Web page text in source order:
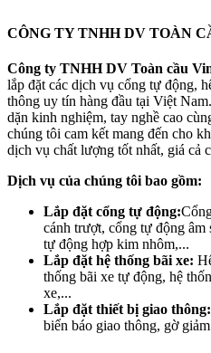
CÔNG TY TNHH DV TOÀN
Công ty TNHH DV Toàn cầu
lắp đặt các dịch vụ cổng tự động,
thông uy tín hàng đầu tại Việt
dặn kinh nghiệm, tay nghề cao
chúng tôi cam kết mang đến cho
dịch vụ chất lượng tốt nhất, giá cả
Dịch vụ của chúng tôi bao gồm:
Lắp đặt cổng tự động:
cánh trượt, cổng tự động âm
tự động hợp kim nhôm,...
Lắp đặt hệ thống bãi xe:
thống bãi xe tự động, hệ
xe,...
Lắp đặt thiết bị giao thông:
biển báo giao thông, gờ